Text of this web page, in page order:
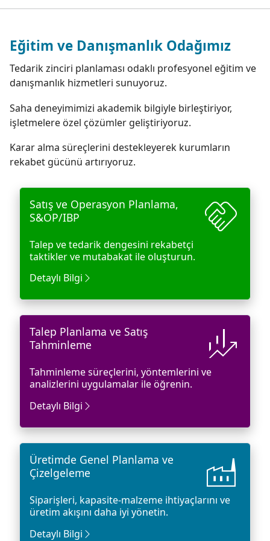
Eğitim ve Danışmanlık Odağımız
Tedarik zinciri planlaması odaklı profesyonel eğitim ve
danışmanlık hizmetleri sunuyoruz.
Saha deneyimimizi akademik bilgiyle birleştiriyor,
işletmelere özel çözümler geliştiriyoruz.
Karar alma süreçlerini destekleyerek kurumların
rekabet gücünü artırıyoruz.
handshake
Satış ve Operasyon Planlama,
S&OP/IBP
Talep ve tedarik dengesini rekabetçi
taktikler ve mutabakat ile oluşturun.
Detaylı Bilgi
finance_mode
Talep Planlama ve Satış
Tahminleme
Tahminleme süreçlerini, yöntemlerini ve
analizlerini uygulamalar ile öğrenin.
Detaylı Bilgi
factory
Üretimde Genel Planlama ve
Çizelgeleme
Siparişleri, kapasite-malzeme ihtiyaçlarını ve
üretim akışını daha iyi yönetin.
Detaylı Bilgi